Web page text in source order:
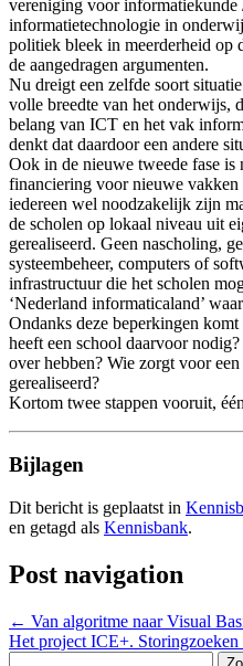
vereniging voor informatiekunde
informatietechnologie in
politiek bleek in meerderheid op
de aangedragen argumenten.
Nu dreigt een zelfde soort
volle breedte van het onderwijs,
belang van ICT en het vak
denkt dat daardoor een andere
Ook in de nieuwe tweede fase is
financiering voor nieuwe
iedereen wel noodzakelijk zijn
de scholen op lokaal niveau uit
gerealiseerd. Geen nascholing,
systeembeheer, computers of
infrastructuur die het scholen
‘Nederland informaticaland’
Ondanks deze beperkingen
heeft een school daarvoor
over hebben? Wie zorgt voor
gerealiseerd?
Kortom twee stappen vooruit,
Bijlagen
Dit bericht is geplaatst in
en getagd als Kennisbank.
Post navigation
← Van algoritme naar Visual
Het project ICE+.